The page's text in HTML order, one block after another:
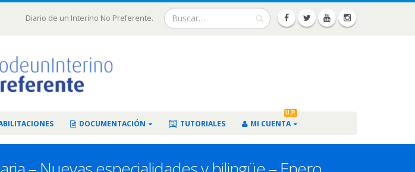
Diario de un Interino No Preferente.
DOCUMENTACIÓN TUTORIALES MI CUENTA
U.P.